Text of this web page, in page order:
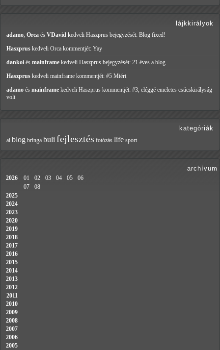
lájkkirályok
adamo, Orca és VDavid kedveli Haszprus bejegyzését: Blog fixed!
Haszprus kedveli Orca kommentjét: Yay
dankoi és mainframe kedveli Haszprus bejegyzését: 21 éves a blog
Haszprus kedveli mainframe kommentjét: #5 Miért
adamo és mainframe kedveli Haszprus kommentjét: #3, eléggé emeletes csúcskirályság
volt
kategóriák
ai blog bringa buli fejlesztés fotózás life sport
archívum
2026 01 02 03 04 05
06
07
08
2025
2024
2023
2020
2019
2018
2017
2016
2015
2014
2013
2012
2011
2010
2009
2008
2007
2006
2005